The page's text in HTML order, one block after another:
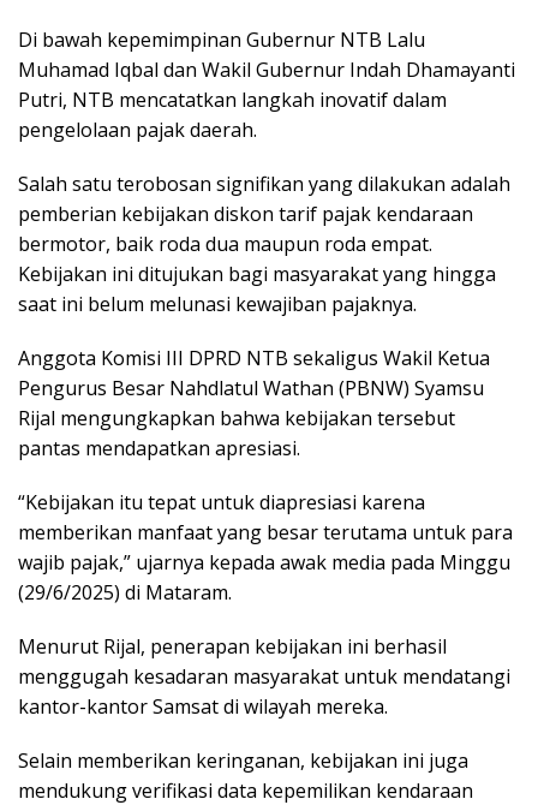
Di bawah kepemimpinan Gubernur NTB Lalu
Muhamad Iqbal dan Wakil Gubernur Indah Dhamayanti
Putri, NTB mencatatkan langkah inovatif dalam
pengelolaan pajak daerah.
Salah satu terobosan signifikan yang dilakukan adalah
pemberian kebijakan diskon tarif pajak kendaraan
bermotor, baik roda dua maupun roda empat.
Kebijakan ini ditujukan bagi masyarakat yang hingga
saat ini belum melunasi kewajiban pajaknya.
Anggota Komisi III DPRD NTB sekaligus Wakil Ketua
Pengurus Besar Nahdlatul Wathan (PBNW) Syamsu
Rijal mengungkapkan bahwa kebijakan tersebut
pantas mendapatkan apresiasi.
“Kebijakan itu tepat untuk diapresiasi karena
memberikan manfaat yang besar terutama untuk para
wajib pajak,” ujarnya kepada awak media pada Minggu
(29/6/2025) di Mataram.
Menurut Rijal, penerapan kebijakan ini berhasil
menggugah kesadaran masyarakat untuk mendatangi
kantor-kantor Samsat di wilayah mereka.
Selain memberikan keringanan, kebijakan ini juga
mendukung verifikasi data kepemilikan kendaraan